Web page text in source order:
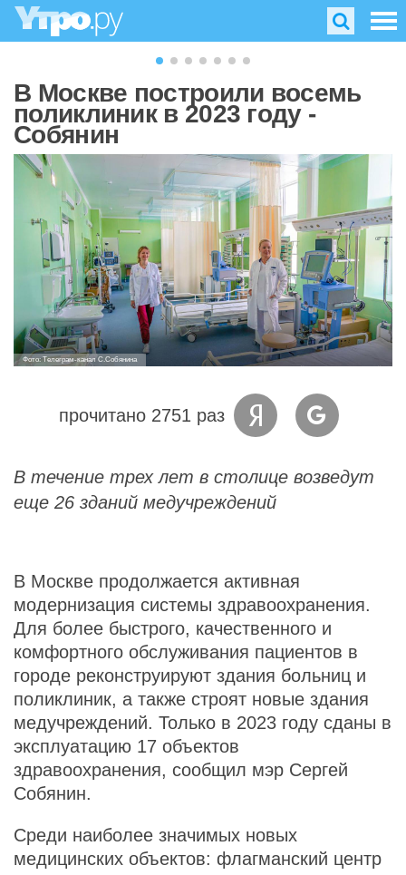
В Москве построили восемь
поликлиник в 2023 году -
Собянин
Фото: Телеграм-канал С.Собянина
прочитано 2751 раз
В течение трех лет в столице возведут
еще 26 зданий медучреждений
В Москве продолжается активная
модернизация системы здравоохранения.
Для более быстрого, качественного и
комфортного обслуживания пациентов в
городе реконструируют здания больниц и
поликлиник, а также строят новые здания
медучреждений. Только в 2023 году сданы в
эксплуатацию 17 объектов
здравоохранения, сообщил мэр Сергей
Собянин.
Среди наиболее значимых новых
медицинских объектов: флагманский центр